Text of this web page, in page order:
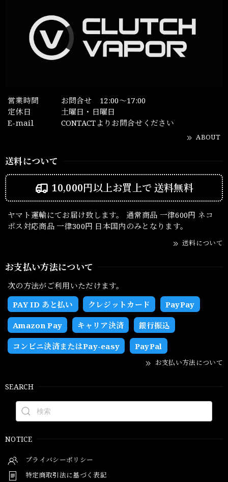
営業時間
お問合せ 12:00～17:00
定休日
土曜日・日曜日
E-mail
CONTACTよりお問合せください
ABOUT
送料について
10,000円以上お買上で送料無料
ヤマト運輸にてお届け致します。 通常商品 一律600円 ネコ
ポス対応商品 一律300円 日本国内のみとなります。
送料について
お支払い方法について
次の方法がご利用いただけます。
PAY ID あと払い
クレジットカード PayPay
Amazon Pay キャリア決済 銀行振込
コンビニ決済またはPay-easy PayPal
お支払い方法について
SEARCH
NOTICE
プライバシーポリシー
特定商取引法に基づく表記